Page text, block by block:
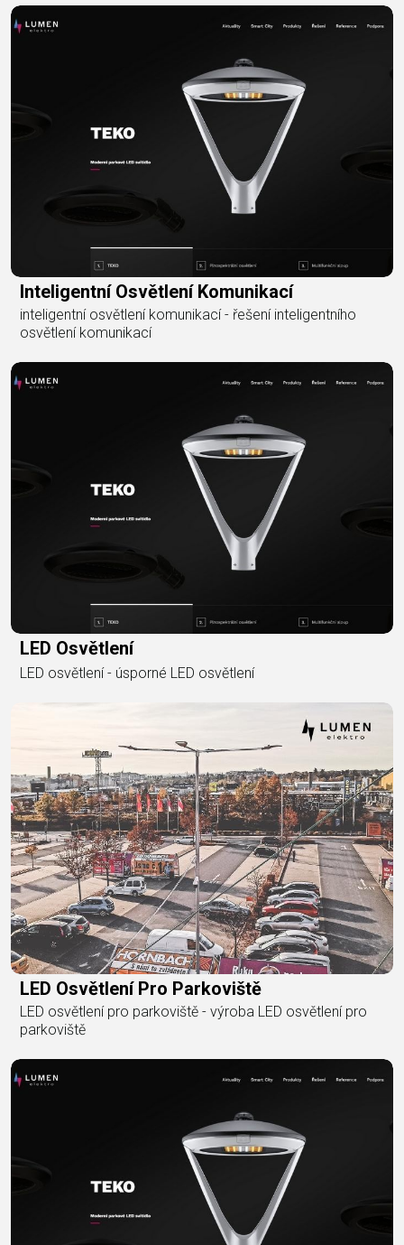
Inteligentní Osvětlení Komunikací
inteligentní osvětlení komunikací - řešení inteligentního
osvětlení komunikací
LED Osvětlení
LED osvětlení - úsporné LED osvětlení
LED Osvětlení Pro Parkoviště
LED osvětlení pro parkoviště - výroba LED osvětlení pro
parkoviště